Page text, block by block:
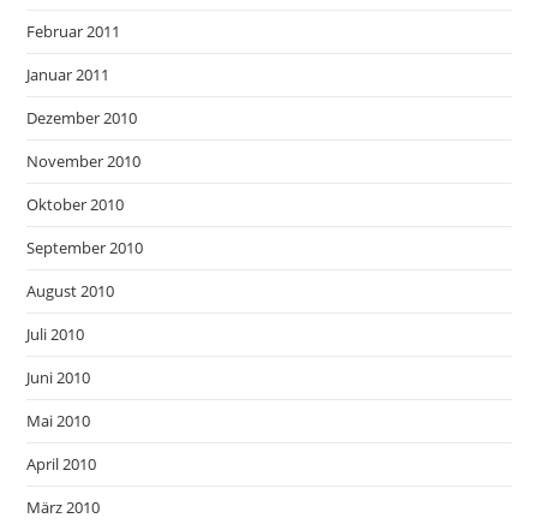
Februar 2011
Januar 2011
Dezember 2010
November 2010
Oktober 2010
September 2010
August 2010
Juli 2010
Juni 2010
Mai 2010
April 2010
März 2010